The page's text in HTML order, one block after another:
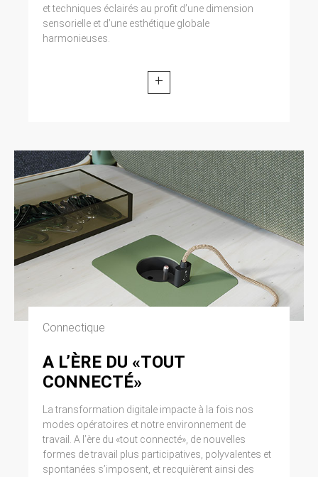
et techniques éclairés au profit d’une dimension
sensorielle et d’une esthétique globale
harmonieuses.
+
Connectique
A L’ÈRE DU «TOUT
CONNECTÉ»
La transformation digitale impacte à la fois nos
modes opératoires et notre environnement de
travail. A l’ère du «tout connecté», de nouvelles
formes de travail plus participatives, polyvalentes et
spontanées s’imposent, et recquièrent ainsi des